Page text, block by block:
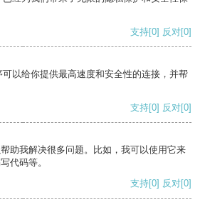
支持[0] 反对[0]
以给你提供最高速度和安全性的连接，并帮
支持[0] 反对[0]
助我解决很多问题。比如，我可以使用它来
代码等。
支持[0] 反对[0]